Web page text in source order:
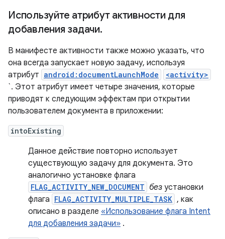
Используйте атрибут активности для
добавления задачи.
В манифесте активности также можно указать, что
она всегда запускает новую задачу, используя
атрибут android:documentLaunchMode <activity>
`. Этот атрибут имеет четыре значения, которые
приводят к следующим эффектам при открытии
пользователем документа в приложении:
intoExisting
Данное действие повторно использует
существующую задачу для документа. Это
аналогично установке флага
FLAG_ACTIVITY_NEW_DOCUMENT без установки
флага FLAG_ACTIVITY_MULTIPLE_TASK , как
описано в разделе «Использование флага Intent
для добавления задачи» .